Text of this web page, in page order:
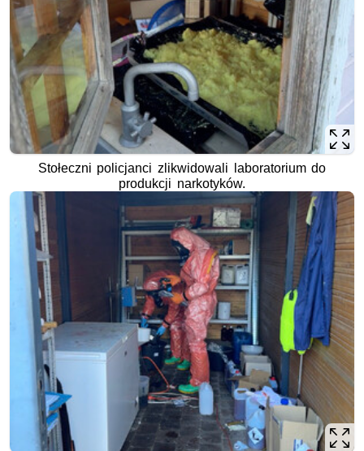
Stołeczni policjanci zlikwidowali laboratorium do
produkcji narkotyków.